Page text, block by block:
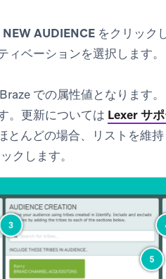
NEW AUDIENCE をクリック
ベーションを選択します。
での属性値となります。
。更新については Lexer サ
んどの場合、リストを維持
クします。